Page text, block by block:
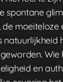
spontane
moeiteloze
natuurlijkheid
Wie
en